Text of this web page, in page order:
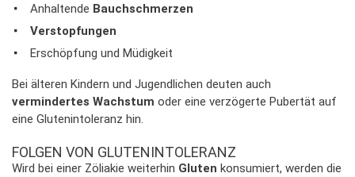
Anhaltende Bauchschmerzen
Verstopfungen
Erschöpfung und Müdigkeit
Bei älteren Kindern und Jugendlichen deuten auch
vermindertes Wachstum oder eine verzögerte Pubertät auf
eine Glutenintoleranz hin.
FOLGEN VON GLUTENINTOLERANZ
Wird bei einer Zöliakie weiterhin Gluten konsumiert, werden die